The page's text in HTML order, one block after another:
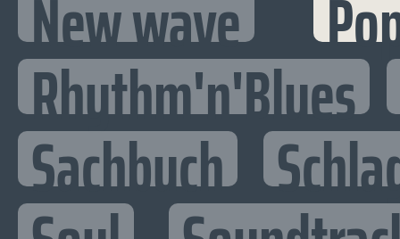
New wave
Rhythm'n'Blues
Sachbuch